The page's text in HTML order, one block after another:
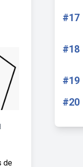
de
#17
#18
#19
#20